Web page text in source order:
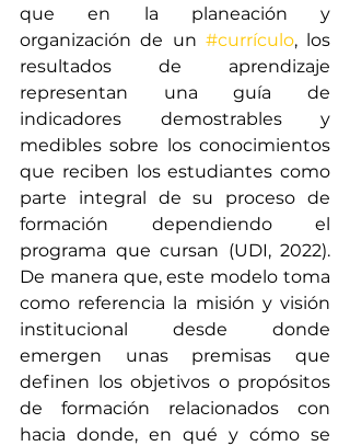
que en la planeación y
organización de un #currículo, los
resultados de aprendizaje
representan una guía de
indicadores demostrables y
medibles sobre los conocimientos
que reciben los estudiantes como
parte integral de su proceso de
formación dependiendo el
programa que cursan (UDI, 2022).
De manera que, este modelo toma
como referencia la misión y visión
institucional desde donde
emergen unas premisas que
definen los objetivos o propósitos
de formación relacionados con
hacia donde, en qué y cómo se